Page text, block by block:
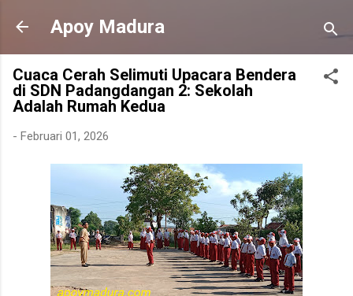
Langsung ke konten utama
Apoy Madura
Cuaca Cerah Selimuti Upacara Bendera
di SDN Padangdangan 2: Sekolah
Adalah Rumah Kedua
- Februari 01, 2026